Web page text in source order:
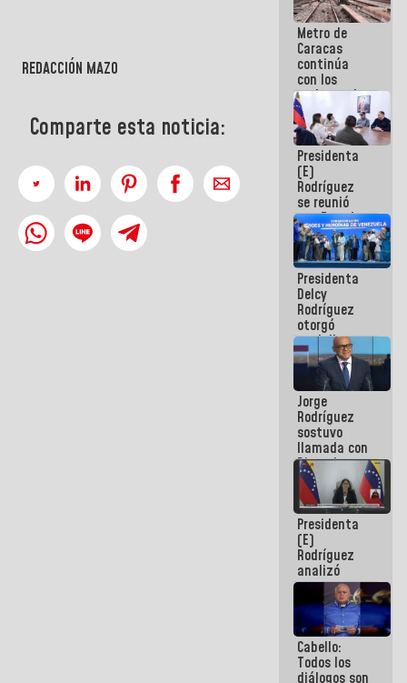
REDACCIÓN MAZO
Comparte esta noticia:
Metro de
Caracas
continúa
con los
trabajos de
mantenimiento
e inspección
en la Línea 2
Presidenta
(E)
Rodríguez
se reunió
con Estado
Mayor
Eléctrico
para
abordar
planes de
acción
Presidenta
Delcy
Rodríguez
otorgó
medalla
"Héroe de
Venezuela"
a servidores
públicos
Jorge
Rodríguez
sostuvo
llamada con
Dinorah
Figuera y
acuerdan
primer
encuentro
presencial
para el
diálogo
Presidenta
(E)
Rodríguez
analizó
junto a
gobernadores
planes de
recuperación
del Sistema
Eléctrico
Cabello:
Todos los
diálogos son